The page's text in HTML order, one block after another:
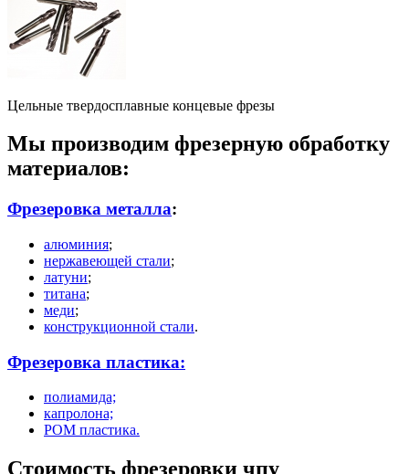
Цельные твердосплавные концевые фрезы
Мы производим фрезерную обработку
материалов:
Фрезеровка металла:
алюминия;
нержавеющей стали;
латуни;
титана;
меди;
конструкционной стали.
Фрезеровка пластика:
полиамида;
капролона;
РОМ пластика.
Стоимость фрезеровки чпу